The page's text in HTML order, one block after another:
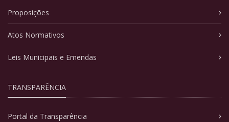
Proposições
Atos Normativos
Leis Municipais e Emendas
TRANSPARÊNCIA
Portal da Transparência